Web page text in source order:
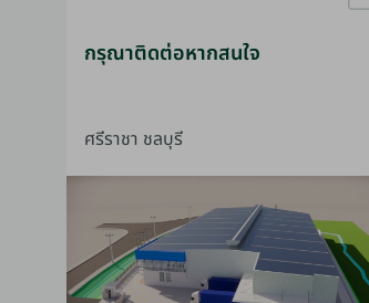
กรุณาติดต่อหากสนใจ
ศรีราชา ชลบุรี